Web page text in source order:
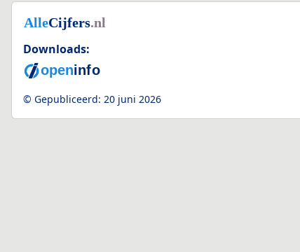
Downloads:
© Gepubliceerd: 20 juni 2026